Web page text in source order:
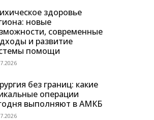
здоровье
новые
современные
и развитие
помощи
без границ: какие
операции
выполняют в АМКБ